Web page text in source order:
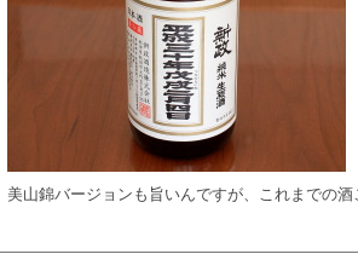
美山錦バージョンも旨いんですが、これまでの